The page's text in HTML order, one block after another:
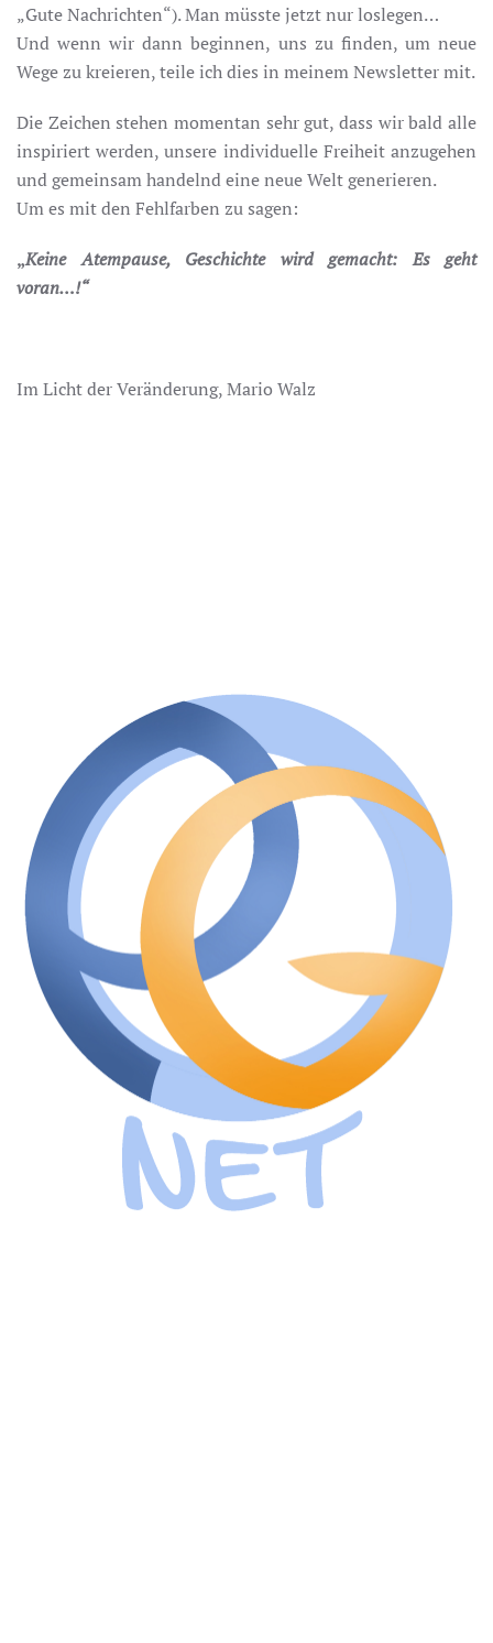
„Gute Nachrichten“). Man müsste jetzt nur loslegen…
Und wenn wir dann beginnen, uns zu finden, um neue
Wege zu kreieren, teile ich dies in meinem Newsletter mit.
Die Zeichen stehen momentan sehr gut, dass wir bald alle
inspiriert werden, unsere individuelle Freiheit anzugehen
und gemeinsam handelnd eine neue Welt generieren.
Um es mit den Fehlfarben zu sagen:
„Keine Atempause, Geschichte wird gemacht: Es geht
voran…!“
Im Licht der Veränderung, Mario Walz